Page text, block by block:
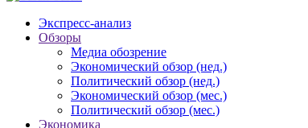
Экспресс-анализ
Обзоры
Медиа обозрение
Экономический обзор (нед.)
Политический обзор (нед.)
Экономический обзор (мес.)
Политический обзор (мес.)
Экономика